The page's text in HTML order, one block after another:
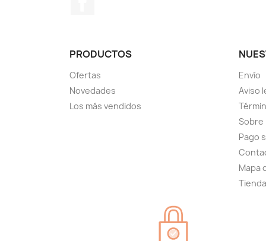
PRODUCTOS
Ofertas
Novedades
Los más vendidos
Envío
Aviso
Pago
Mapa